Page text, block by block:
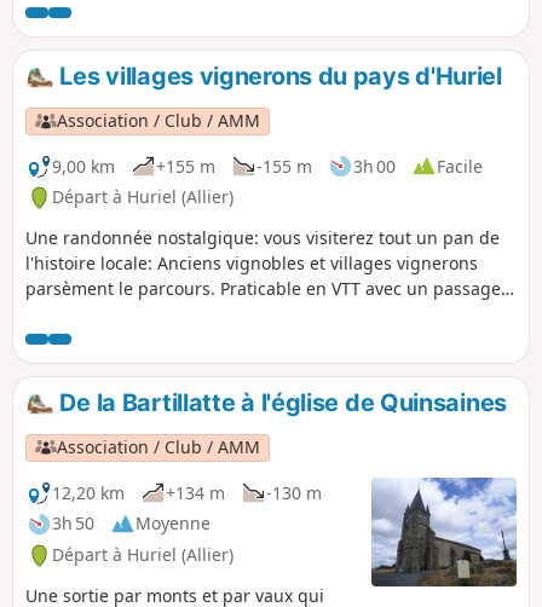
caractéristiques du bocage bourbonnais. Si vous êtes
observateurs , vous verrez dans celui descendant de la
Chaux, les traces des roues ferrées, des tombereaux et
charrettes de nos ancêtres, gravées dans le granite du
chemin. Encore un retour vers notre patrimoine.
Les villages vignerons du pays d'Huriel
Association / Club / AMM
9,00 km
+155 m -155 m 3h 00
Facile
Départ à Huriel (Allier)
Une randonnée nostalgique: vous visiterez tout un pan de
l'histoire locale: Anciens vignobles et villages vignerons
parsèment le parcours. Praticable en VTT avec un passage
De la Bartillatte à l'église de Quinsaines
Association / Club / AMM
12,20 km
+134 m
-130 m
3h 50
Moyenne
Départ à Huriel (Allier)
Une sortie par monts et par vaux qui